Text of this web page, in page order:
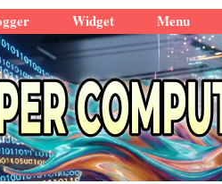
Widget Menu